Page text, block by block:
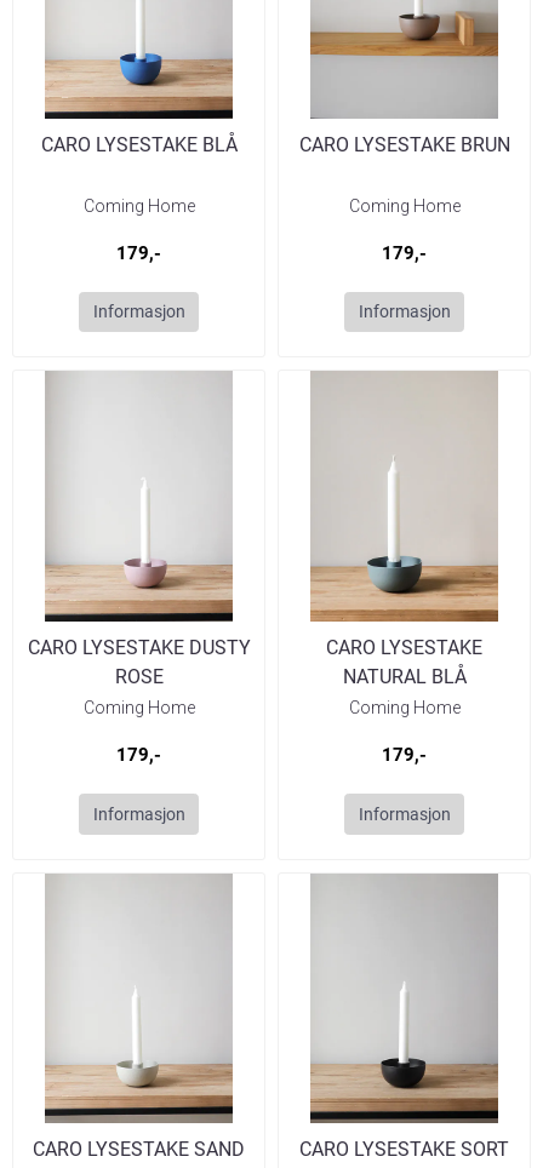
CARO LYSESTAKE BLÅ
Coming Home
179,-
Informasjon
CARO LYSESTAKE BRUN
Coming Home
179,-
Informasjon
CARO LYSESTAKE DUSTY
ROSE
Coming Home
179,-
Informasjon
CARO LYSESTAKE
NATURAL BLÅ
Coming Home
179,-
Informasjon
CARO LYSESTAKE SAND CARO LYSESTAKE SORT